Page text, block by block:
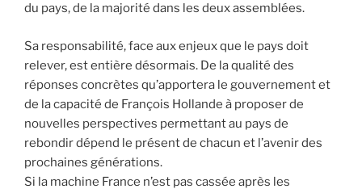
du pays, de la majorité dans les deux assemblées.
Sa responsabilité, face aux enjeux que le pays doit
relever, est entière désormais. De la qualité des
réponses concrètes qu’apportera le gouvernement et
de la capacité de François Hollande à proposer de
nouvelles perspectives permettant au pays de
rebondir dépend le présent de chacun et l’avenir des
prochaines générations.
Si la machine France n’est pas cassée après les